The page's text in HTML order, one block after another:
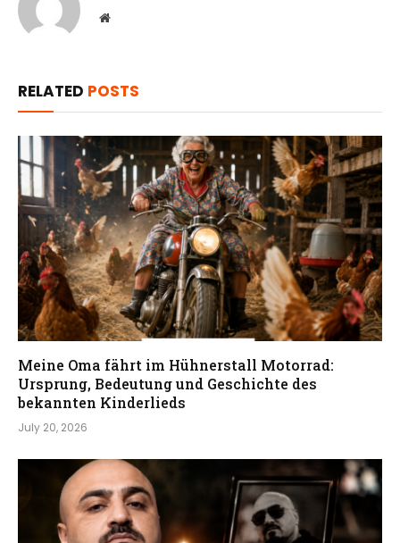
Website
RELATED POSTS
Meine Oma fährt im Hühnerstall Motorrad:
Ursprung, Bedeutung und Geschichte des
bekannten Kinderlieds
July 20, 2026